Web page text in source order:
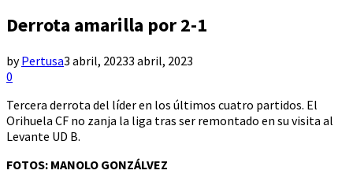
Derrota amarilla por 2-1
byPertusa3 abril, 20233 abril, 2023
0
Tercera derrota del líder en los últimos cuatro partidos. El
Orihuela CF no zanja la liga tras ser remontado en su visita al
Levante UD B.
FOTOS: MANOLO GONZÁLVEZ